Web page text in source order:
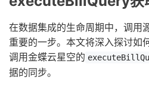
在数据集成的生命周期中，调用
重要的一步。本文将深入探讨如
调用金蝶云星空的
据的同步。